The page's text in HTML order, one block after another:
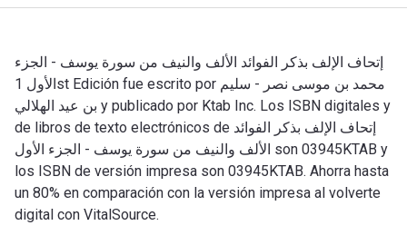
إتحاف الإلف بذكر الفوائد الألف والنيف من سورة يوسف - الجزء
الأول 1st Edición fue escrito por محمد بن موسى نصر - سليم
بن عيد الهلالي y publicado por Ktab Inc. Los ISBN digitales y
de libros de texto electrónicos de إتحاف الإلف بذكر الفوائد
الألف والنيف من سورة يوسف - الجزء الأول son 03945KTAB y
los ISBN de versión impresa son 03945KTAB. Ahorra hasta
un 80% en comparación con la versión impresa al volverte
digital con VitalSource.